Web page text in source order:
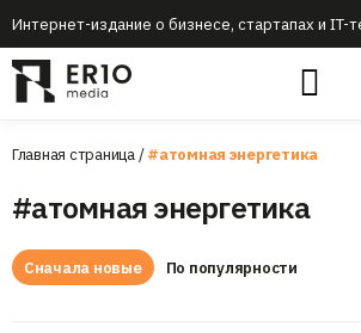
Интернет-издание о бизнесе, стартапах и IT-
Главная страница/#атомная энергетика
#атомная энергетика
Сначала новые По популярности